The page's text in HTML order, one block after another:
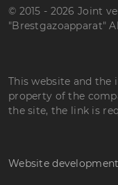
© 2015 - 2026 Joint
"Brestgazoapparat"
This website and
property of the
the site, the link is
Website